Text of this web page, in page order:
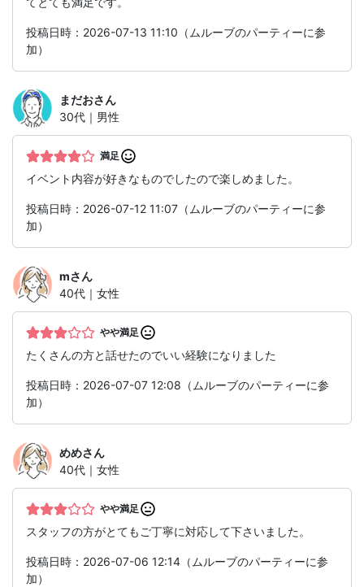
投稿日時：2026-07-13 11:10（ムルーブのパーティーに参
加）
まだおさん
30代｜男性
満足
イベント内容が好きなものでしたので楽しめました。
投稿日時：2026-07-12 11:07（ムルーブのパーティーに参
加）
mさん
40代｜女性
やや満足
たくさんの方と話せたのでいい経験になりました
投稿日時：2026-07-07 12:08（ムルーブのパーティーに参
加）
めめさん
40代｜女性
やや満足
スタッフの方がとてもご丁寧に対応して下さいました。
投稿日時：2026-07-06 12:14（ムルーブのパーティーに参
加）